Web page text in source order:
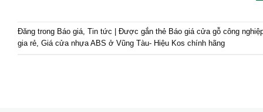
Đăng trong Báo giá, Tin tức Được gắn thẻ Báo giá cửa gỗ công
gia rẻ, Giá cửa nhựa ABS ở Vũng Tàu- Hiệu Kos chính hãng